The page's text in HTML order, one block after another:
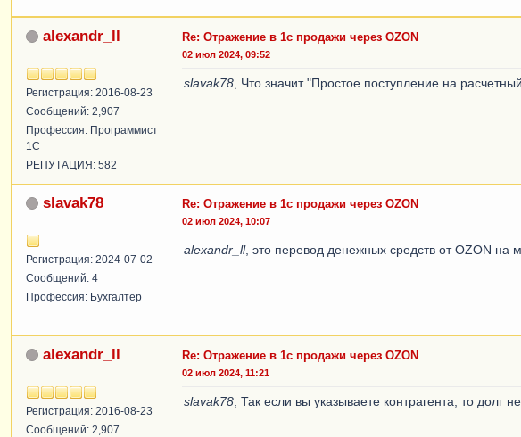
alexandr_ll
Регистрация: 2016-08-23
Сообщений: 2,907
Профессия: Программист
1С
РЕПУТАЦИЯ: 582
Re: Отражение в 1с продажи через OZON
02 июл 2024, 09:52
slavak78 , Что значит "Простое поступление на
slavak78
Регистрация: 2024-07-02
Сообщений: 4
Профессия: Бухгалтер
Re: Отражение в 1с продажи через OZON
02 июл 2024, 10:07
alexandr_ll, это перевод денежных средств от OZON на
alexandr_ll
Регистрация: 2016-08-23
Сообщений: 2,907
Re: Отражение в 1с продажи через OZON
02 июл 2024, 11:21
slavak78 , Так если вы указываете контрагента, то долг